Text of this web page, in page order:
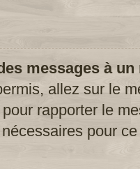
messages à
allez sur le
rapporter le
pour